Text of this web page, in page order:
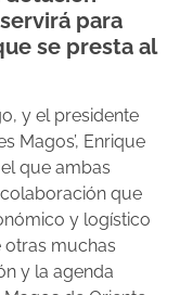
para
se presta al
y el presidente
Magos’, Enrique
que ambas
que
y logístico
otras muchas
y la agenda